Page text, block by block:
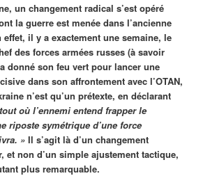
un changement radical s’est opéré
la guerre est menée dans l’ancienne
effet, il y a exactement une semaine, le
des forces armées russes (à savoir
donné son feu vert pour lancer une
dans son affrontement avec l’OTAN,
n’est qu’un prétexte, en déclarant
où l’ennemi entend frapper le
riposte symétrique d’une force
» Il s’agit là d’un changement
et non d’un simple ajustement tactique,
plus remarquable.